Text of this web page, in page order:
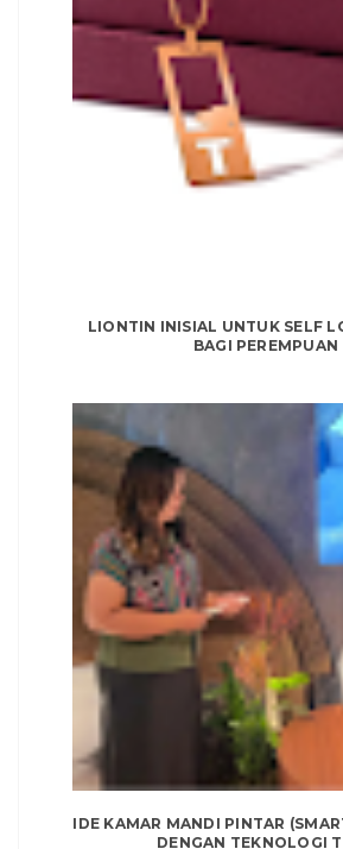
LIONTIN INISIAL UNTUK SELF
BAGI PEREMPUAN
IDE KAMAR MANDI PINTAR
DENGAN TEKNOLOGI